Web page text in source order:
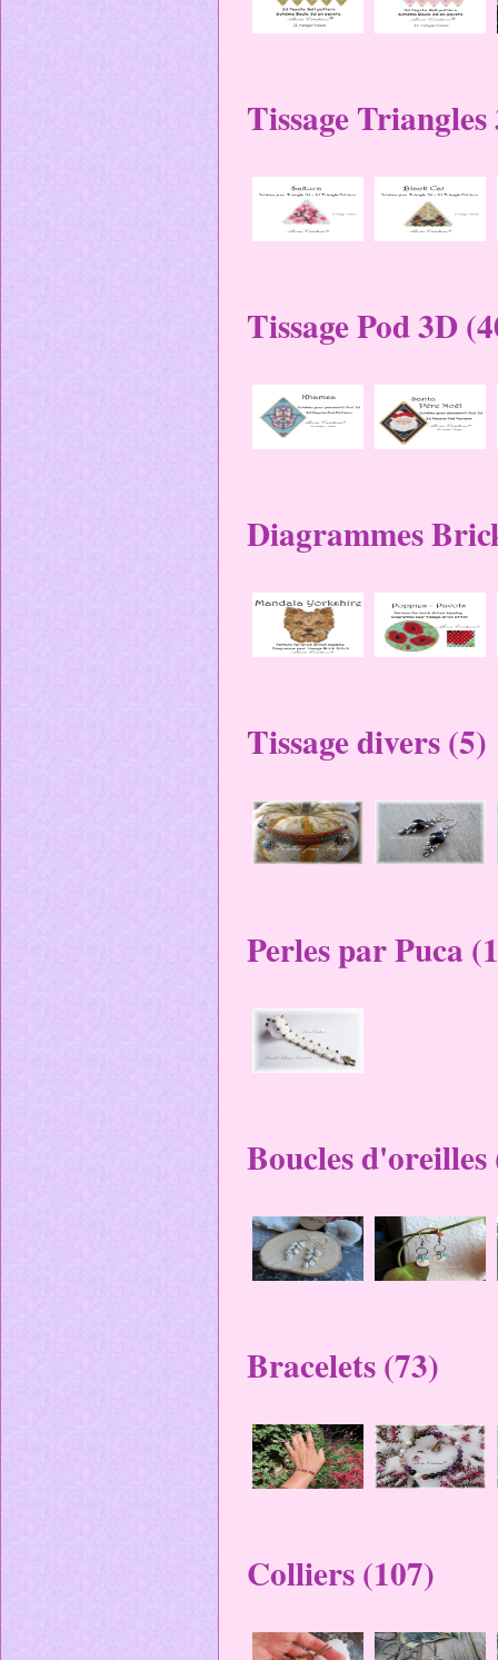
Tissage
Tissage Pod 3D
Diagrammes
Tissage divers (5)
Perles par Puca
Boucles d'oreilles
Bracelets (73)
Colliers (107)